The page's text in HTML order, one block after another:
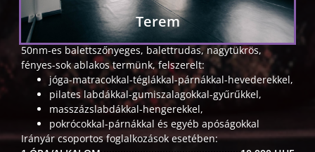
Terem
50nm-es balettszőnyeges, balettrudas, nagytükrös,
fényes-sok ablakos termünk, felszerelt:
jóga-matracokkal-téglákkal-párnákkal-hevederekkel,
pilates labdákkal-gumiszalagokkal-gyűrűkkel,
masszázslabdákkal-hengerekkel,
pokrócokkal-párnákkal és egyéb apóságokkal
Irányár csoportos foglalkozások esetében: